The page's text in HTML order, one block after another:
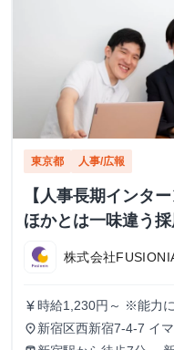
東京都 人事/広報
【人事長期インタ
ほかとは一味違う
株式会社
currency_yen 時給1,230円～ ※能力
place 新宿区西新宿7-4-7 イ